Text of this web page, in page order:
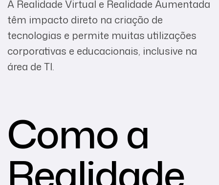
A Realidade Virtual e Realidade Aumentada
têm impacto direto na criação de
tecnologias e permite muitas utilizações
corporativas e educacionais, inclusive na
área de TI.
Como a